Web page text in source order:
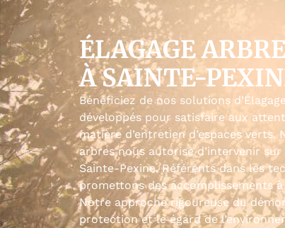
ÉLAGAGE
À SAINTE-
Bénéficiez de nos solutions
développés pour satisfaire aux
matière d’entretien d’espaces
arbres nous autorise d’intervenir
Sainte-Pexine. Référents dans les
promettons des accomplissements
Notre approche rigoureuse du
protection et le égard de